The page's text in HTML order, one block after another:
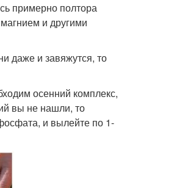
примерно полтора
и другими
даже и завяжутся, то
осенний комплекс,
вы не нашли, то
и вылейте по 1-